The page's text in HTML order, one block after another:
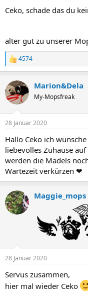
Ceko, schade das du
alter gut zu unserer
R
e
k
t
i
e
:
4574
Marion&Dela
My-Mopsfreak
28 Januar 2020
Hallo Ceko ich
liebevolles Zuhause
werden die Mädels
Wartezeit verkürzen ❤
Maggie_mops
28 Januar 2020
Servus zusammen,
hier mal wieder Ceko